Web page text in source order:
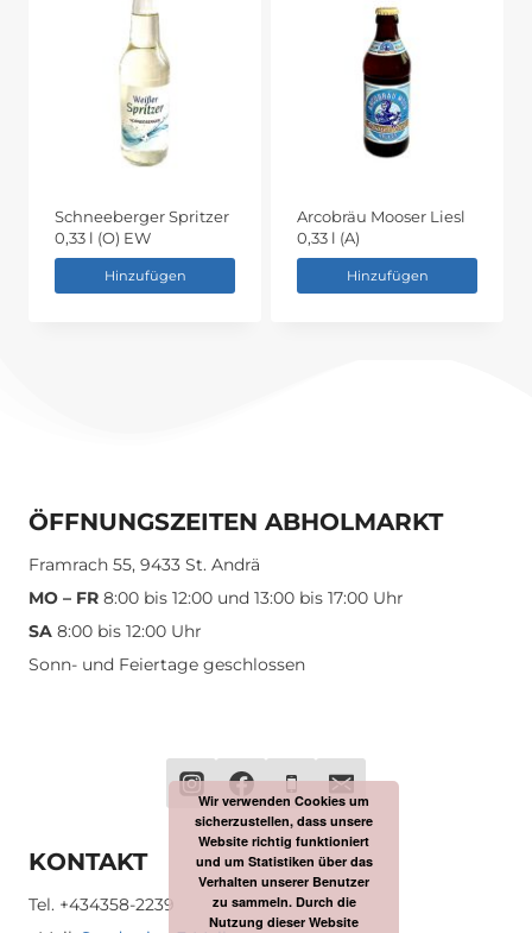
Schneeberger Spritzer
0,33 l (O) EW
Hinzufügen
Arcobräu Mooser Liesl
0,33 l (A)
Hinzufügen
ÖFFNUNGSZEITEN ABHOLMARKT
Framrach 55, 9433 St. Andrä
MO – FR 8:00 bis 12:00 und 13:00 bis 17:00 Uhr
SA 8:00 bis 12:00 Uhr
Sonn- und Feiertage geschlossen
KONTAKT
Tel. +434358-2239
Wir verwenden Cookies um
sicherzustellen, dass unsere
Website richtig funktioniert
und um Statistiken über das
Verhalten unserer Benutzer
zu sammeln. Durch die
Nutzung dieser Website